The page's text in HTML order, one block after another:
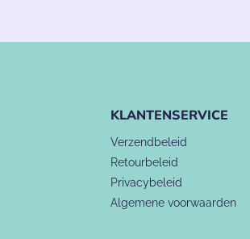
KLANTENSERVICE
Verzendbeleid
Retourbeleid
Privacybeleid
Algemene voorwaarden